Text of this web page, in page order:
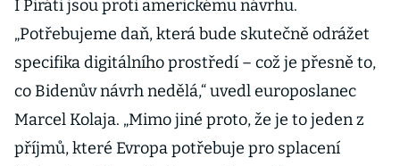
I Piráti jsou proti americkému návrhu.
„Potřebujeme daň, která bude skutečně odrážet
specifika digitálního prostředí – což je přesně to,
co Bidenův návrh nedělá,“ uvedl europoslanec
Marcel Kolaja. „Mimo jiné proto, že je to jeden z
příjmů, které Evropa potřebuje pro splacení